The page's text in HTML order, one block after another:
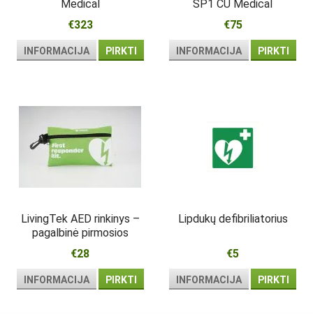
Medical
€323
INFORMACIJA PIRKTI
SP1 CU Medical
€75
INFORMACIJA PIRKTI
LivingTek AED rinkinys –
pagalbinė pirmosios
pagalbos priemonių
kuprinė šalia
defibriliatoriaus
€28
INFORMACIJA PIRKTI
Lipdukų defibriliatorius
€5
INFORMACIJA PIRKTI